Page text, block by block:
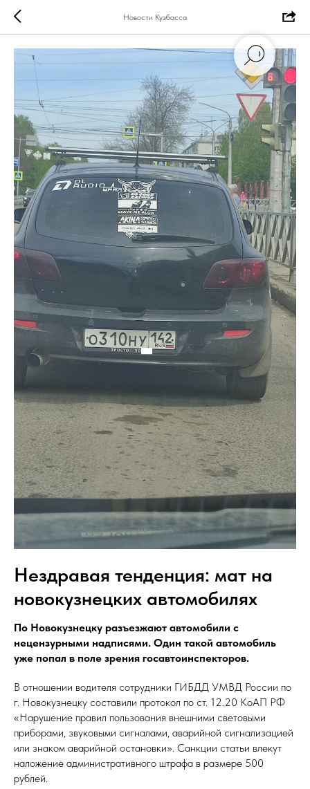
Новости Кузбасса
Нездравая тенденция: мат на
новокузнецких автомобилях
По Новокузнецку разъезжают автомобили с
нецензурными надписями. Один такой автомобиль
уже попал в поле зрения госавтоинспекторов.
В отношении водителя сотрудники ГИБДД УМВД России по
г. Новокузнецку составили протокол по ст. 12.20 КоАП РФ
«Нарушение правил пользования внешними световыми
приборами, звуковыми сигналами, аварийной сигнализацией
или знаком аварийной остановки». Санкции статьи влекут
наложение административного штрафа в размере 500
рублей.